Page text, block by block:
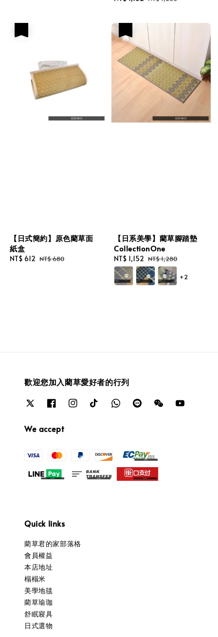
【日式簡約】原色藺草面
紙盒
Sale
NT$ 612 Regular
NT$ 680
【日系美學】藺草腳踏墊
CollectionOne
Sale
price
NT$ 1,152 Regular
price
NT$ 1,280
+2
歡迎您加入藺草愛好者的行列
We accept
Quick links
藺草君的家部落格
會員權益
本店地址
榻榻米
美學地毯
藺草瑜珈
舒眠寢具
日式選物